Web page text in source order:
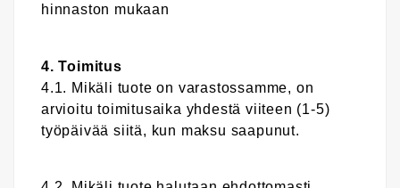
hinnaston mukaan
4. Toimitus
4.1. Mikäli tuote on varastossamme, on
arvioitu toimitusaika yhdestä viiteen (1-5)
työpäivää siitä, kun maksu saapunut.